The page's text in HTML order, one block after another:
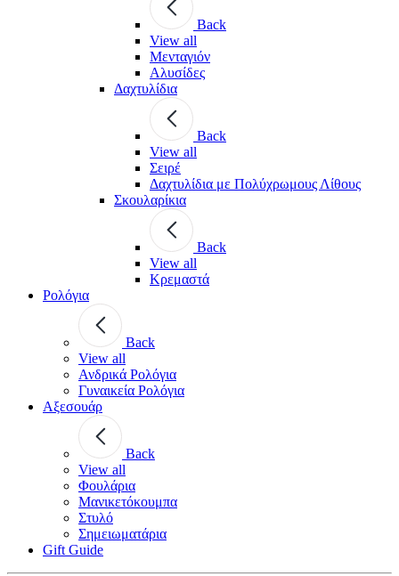
Back
View all
Μενταγιόν
Αλυσίδες
Δαχτυλίδια
Back
View all
Σειρέ
Δαχτυλίδια με Πολύχρωμους Λίθους
Σκουλαρίκια
Back
View all
Κρεμαστά
Ρολόγια
Back
View all
Ανδρικά Ρολόγια
Γυναικεία Ρολόγια
Αξεσουάρ
Back
View all
Φουλάρια
Μανικετόκουμπα
Στυλό
Σημειωματάρια
Gift Guide